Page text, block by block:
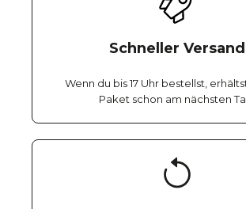
Schneller Versand
Wenn du bis 17 Uhr bestellst,
Paket schon am nächsten